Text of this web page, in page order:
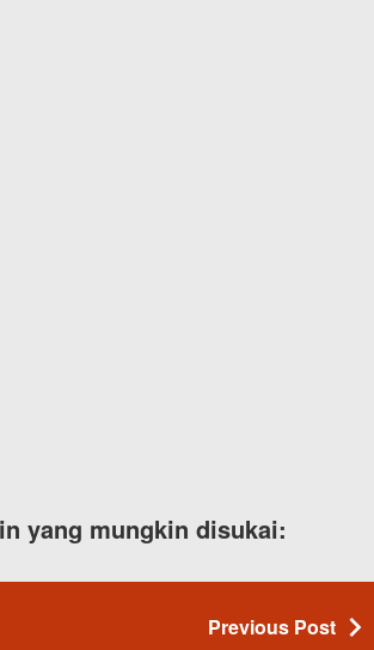
yang mungkin disukai:
Previous Post